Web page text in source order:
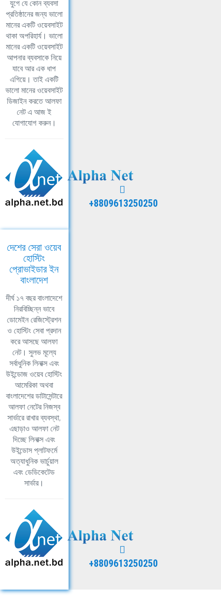
যুগে যে কোন ব্যবসা
প্রতিষ্ঠানের জন্য ভালো
মানের একটি ওয়েবসাইট
থাকা অপরিহার্য। ভালো
মানের একটি ওয়েবসাইট
আপনার ব্যবসাকে নিয়ে
যাবে আর এক ধাপ
এগিয়ে। তাই একটি
ভালো মানের ওয়েবসাইট
ডিজাইন করতে আলফা
নেট এ আজ ই
যোগাযোগ করুন।
+8809613250250
দেশের সেরা ওয়েব
হোস্টিং
প্রোভাইডার ইন
বাংলাদেশ
দীর্ঘ ১৭ বছর বাংলাদেশে
নিরবিচ্ছিন্ন ভাবে
ডোমেইন রেজিস্ট্রেশন
ও হোস্টিং সেবা প্রদান
করে আসছে আলফা
নেট। সুলভ মূল্যে
সর্বাধুনিক লিনাক্স এবং
উইন্ডোজ ওয়েব হোস্টিং
আমেরিকা অথবা
বাংলাদেশের ডাটাসেন্টারে
আলফা নেটের নিজস্ব
সার্ভারে রাখার ব্যবস্থা,
এছাড়াও আলফা নেট
দিচ্ছে লিনাক্স এবং
উইন্ডোস প্লাটফর্মে
অত্যাধুনিক ভার্চুয়াল
এবং ডেডিকেটেড
সার্ভার।
+8809613250250